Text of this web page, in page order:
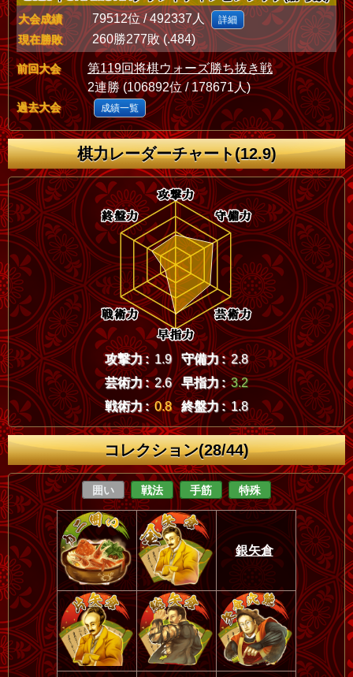
大会成績 79512位 / 492337人 詳細
現在勝敗 260勝277敗 (.484)
前回大会
第119回将棋ウォーズ勝ち抜き戦
2連勝 (106892位 / 178671人)
過去大会 成績一覧
棋力レーダーチャート(12.9)
攻撃力 : 1.9 守備力 : 2.8
芸術力 : 2.6 早指力 : 3.2
戦術力 : 0.8 終盤力 : 1.8
コレクション(28/44)
囲い 戦法 手筋 特殊
銀矢倉